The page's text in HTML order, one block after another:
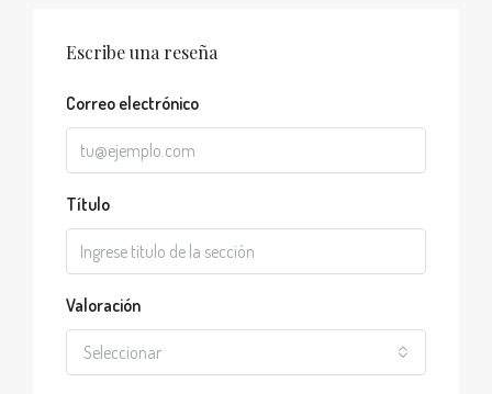
Escribe una reseña
Correo electrónico
Título
Valoración
Seleccionar